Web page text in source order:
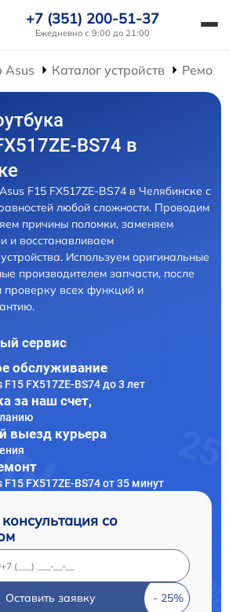
+7 (351) 200-51-37
Ежедневно с 9:00 до 21:00
Asus Каталог устройств
BS74 в
F15 FX517ZE-BS74 в Челябинске с
любой сложности. Проводим
причины поломки, заменяем
и восстанавливаем
Используем оригинальные
производителем запчасти, после
проверку всех функций и
сервис
обслуживание
F15 FX517ZE-BS74 до 3 лет
за наш счет,
выезд курьера
F15 FX517ZE-BS74 от 35 минут
со
Оставить заявку